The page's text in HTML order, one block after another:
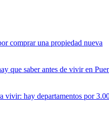
comprar una propiedad nueva
que saber antes de vivir en
vivir: hay departamentos por